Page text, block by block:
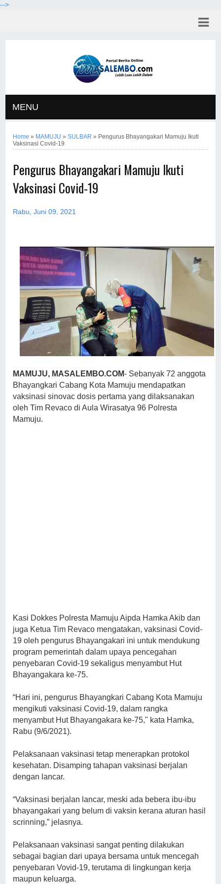
-->
MENU
Home » MAMUJU »SULBAR » Pengurus Bhayangakari Mamuju Ikuti
Vaksinasi Covid-19
Pengurus Bhayangakari Mamuju Ikuti
Vaksinasi Covid-19
Rabu, Juni 09, 2021
MAMUJU, MASALEMBO.COM- Sebanyak 72 anggota
Bhayangkari Cabang Kota Mamuju mendapatkan
vaksinasi sinovac dosis pertama yang dilaksanakan
oleh Tim Revaco di Aula Wirasatya 96 Polresta
Mamuju.
Kasi Dokkes Polresta Mamuju Aipda Hamka Akib dan
juga Ketua Tim Revaco mengatakan, vaksinasi Covid-
19 oleh pengurus Bhayangakari ini untuk mendukung
program pemerintah dalam upaya pencegahan
penyebaran Covid-19 sekaligus menyambut Hut
Bhayangakara ke-75.
“Hari ini, pengurus Bhayangkari Cabang Kota Mamuju
mengikuti vaksinasi Covid-19, dalam rangka
menyambut Hut Bhayangakara ke-75," kata Hamka,
Rabu (9/6/2021).
Pelaksanaan vaksinasi tetap menerapkan protokol
kesehatan. Disamping tahapan vaksinasi berjalan
dengan lancar.
“Vaksinasi berjalan lancar, meski ada bebera ibu-ibu
bhayangakari yang belum di vaksin kerana aturan hasil
scrinning,” jelasnya.
Pelaksanaan vaksinasi sangat penting dilakukan
sebagai bagian dari upaya bersama untuk mencegah
penyebaran Vovid-19, terutama di lingkungan kerja
maupun keluarga.